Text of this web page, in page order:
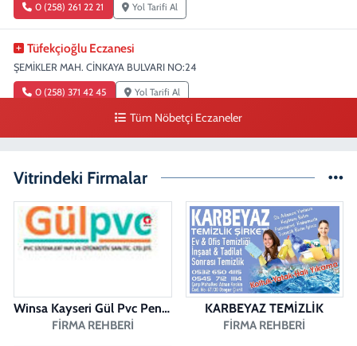
0 (258) 261 22 21 Yol Tarifi Al
Tüfekçioğlu Eczanesi
ŞEMİKLER MAH. CİNKAYA BULVARI NO:24
0 (258) 371 42 45 Yol Tarifi Al
Ada Eczanesi
BAHÇELİEVLER MAH. BAHÇELİEVLER CAD. 3023 SOK. NO:71 B
Pamukkale Aktürk Eczanesi
Tüm Nöbetçi Eczaneler
Vitrindeki Firmalar
Winsa Kayseri Gül Pvc Pencere Kayseri Winsa
FIRMA REHBERI
KARBEYAZ TEMİZLİK
FIRMA REHBERI